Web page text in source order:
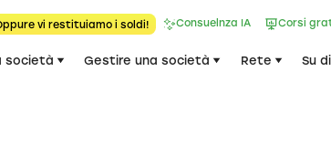
vi restituiamo i soldi! Consuelnza IA Corsi
società Gestire una società Rete Su